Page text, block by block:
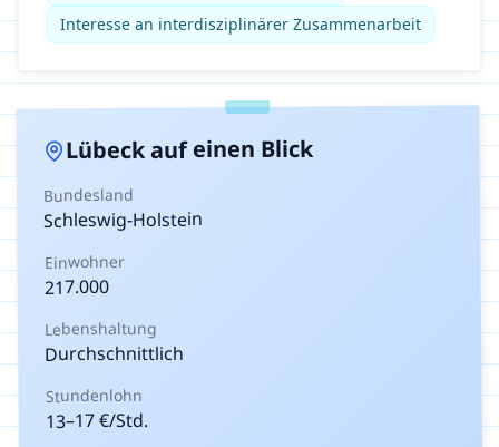
Interesse an interdisziplinärer Zusammenarbeit
Lübeckauf einen Blick
Bundesland
Schleswig-Holstein
Einwohner
217.000
Lebenshaltung
Durchschnittlich
Stundenlohn
13–17€/Std.